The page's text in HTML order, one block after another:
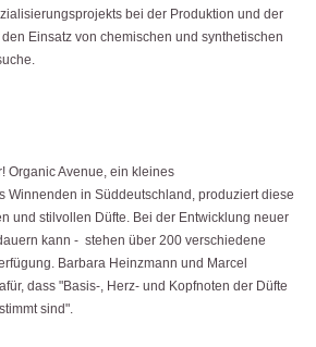
bei der Produktion und der
Einsatz von chemischen und synthetischen
Organic Avenue, ein kleines
Winnenden in Süddeutschland, produziert diese
und stilvollen Düfte. Bei der Entwicklung neuer
kann - stehen über 200 verschiedene
Barbara Heinzmann und Marcel
dass "Basis-, Herz- und Kopfnoten der Düfte
sind".